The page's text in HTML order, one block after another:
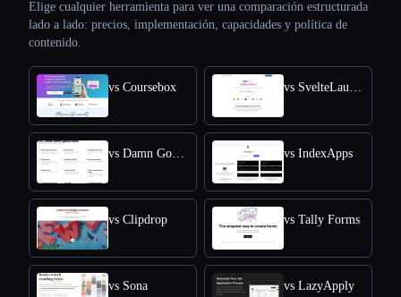
Elige cualquier herramienta para ver una comparación estructurada
lado a lado: precios, implementación, capacidades y política de
contenido.
vs Coursebox
vs IndexApps
vs Clipdrop vs Tally Forms
vs Sona vs LazyApply